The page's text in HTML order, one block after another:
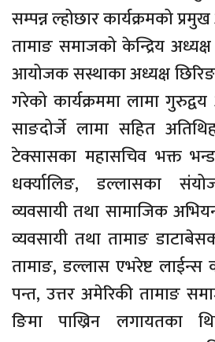
सम्पन्न ल्होछार कार्यक्रमको
तामाङ समाजको केन्द्रिय
आयोजक सस्थाका अध्यक्ष
गरेको कार्यक्रममा लामा
साङदोर्जे लामा सहित
टेक्सासका महासचिव भक्त
धर्क्यालिङ, डल्लासका
व्यवसायी तथा सामाजिक
व्यवसायी तथा तामाङ
तामाङ, डल्लास एभरेष्ट
पन्त, उत्तर अमेरिकी तामाङ
ङिमा पाख्रिन लगायतका